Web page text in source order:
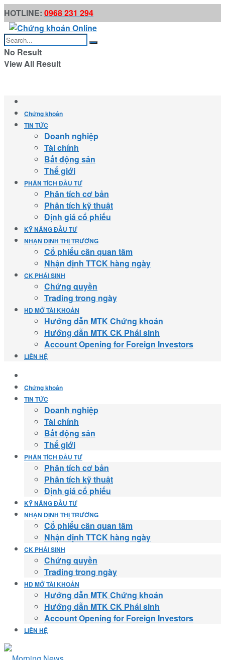
HOTLINE: 0968 231 294
No Result
View All Result
Chứng khoán
TIN TỨC
Doanh nghiệp
Tài chính
Bất động sản
Thế giới
PHÂN TÍCH ĐẦU TƯ
Phân tích cơ bản
Phân tích kỹ thuật
Định giá cổ phiếu
KỸ NĂNG ĐẦU TƯ
NHẬN ĐỊNH THỊ TRƯỜNG
Cổ phiếu cần quan tâm
Nhận định TTCK hàng ngày
CK PHÁI SINH
Chứng quyền
Trading trong ngày
HD MỞ TÀI KHOẢN
Hướng dẫn MTK Chứng khoán
Hướng dẫn MTK CK Phái sinh
Account Opening for Foreign Investors
LIÊN HỆ
Chứng khoán
TIN TỨC
Doanh nghiệp
Tài chính
Bất động sản
Thế giới
PHÂN TÍCH ĐẦU TƯ
Phân tích cơ bản
Phân tích kỹ thuật
Định giá cổ phiếu
KỸ NĂNG ĐẦU TƯ
NHẬN ĐỊNH THỊ TRƯỜNG
Cổ phiếu cần quan tâm
Nhận định TTCK hàng ngày
CK PHÁI SINH
Chứng quyền
Trading trong ngày
HD MỞ TÀI KHOẢN
Hướng dẫn MTK Chứng khoán
Hướng dẫn MTK CK Phái sinh
Account Opening for Foreign Investors
LIÊN HỆ